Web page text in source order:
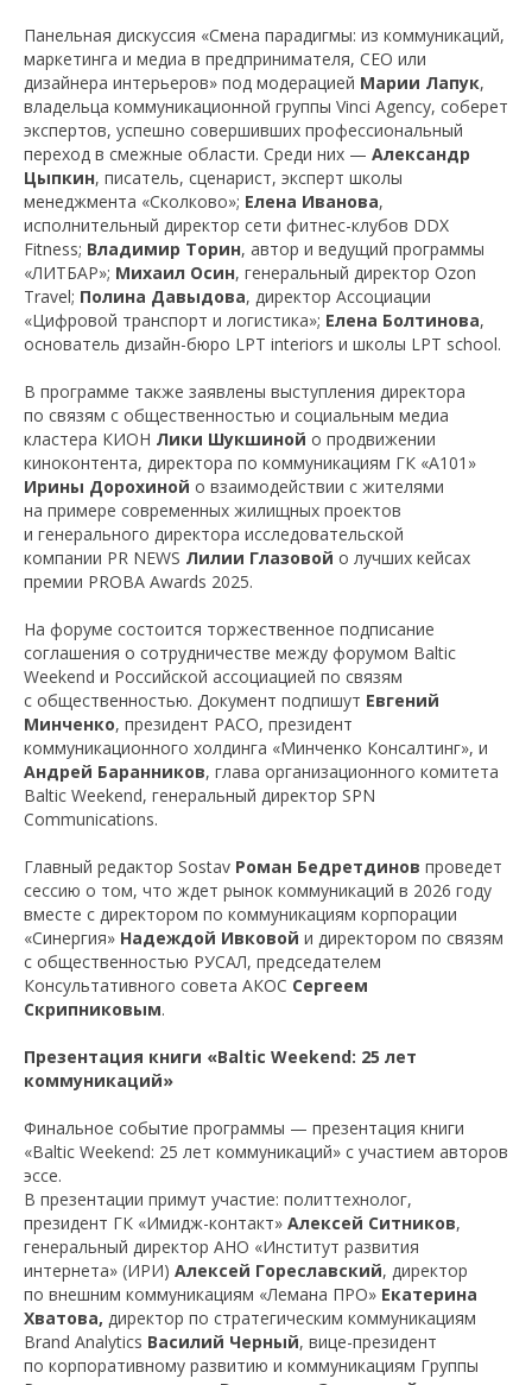
Панельная дискуссия «Смена парадигмы: из коммуникаций,
маркетинга и медиа в предпринимателя, CEO или
дизайнера интерьеров» под модерацией Марии Лапук,
владельца коммуникационной группы Vinci Agency, соберет
экспертов, успешно совершивших профессиональный
переход в смежные области. Среди них — Александр
Цыпкин, писатель, сценарист, эксперт школы
менеджмента «Сколково»; Елена Иванова,
исполнительный директор сети фитнес-клубов DDX
Fitness; Владимир Торин, автор и ведущий программы
«ЛИТБАР»; Михаил Осин, генеральный директор Ozon
Travel; Полина Давыдова, директор Ассоциации
«Цифровой транспорт и логистика»; Елена Болтинова,
основатель дизайн-бюро LPT interiors и школы LPT school.
В программе также заявлены выступления директора
по связям с общественностью и социальным медиа
кластера КИОН Лики Шукшиной о продвижении
киноконтента, директора по коммуникациям ГК «А101»
Ирины Дорохиной о взаимодействии с жителями
на примере современных жилищных проектов
и генерального директора исследовательской
компании PR NEWS Лилии Глазовой о лучших кейсах
премии PROBA Awards 2025.
На форуме состоится торжественное подписание
соглашения о сотрудничестве между форумом Baltic
Weekend и Российской ассоциацией по связям
с общественностью. Документ подпишут Евгений
Минченко, президент РАСО, президент
коммуникационного холдинга «Минченко Консалтинг», и
Андрей Баранников, глава организационного комитета
Baltic Weekend, генеральный директор SPN
Communications.
Главный редактор Sostav Роман Бедретдинов проведет
сессию о том, что ждет рынок коммуникаций в 2026 году
вместе с директором по коммуникациям корпорации
«Синергия» Надеждой Ивковой и директором по связям
с общественностью РУСАЛ, председателем
Консультативного совета АКОС Сергеем
Скрипниковым.
Презентация книги «Baltic Weekend: 25 лет
коммуникаций»
Финальное событие программы — презентация книги
«Baltic Weekend: 25 лет коммуникаций» с участием авторов
эссе.
В презентации примут участие: политтехнолог,
президент ГК «Имидж-контакт» Алексей Ситников,
генеральный директор АНО «Институт развития
интернета» (ИРИ) Алексей Гореславский, директор
по внешним коммуникациям «Лемана ПРО» Екатерина
Хватова, директор по стратегическим коммуникациям
Brand Analytics Василий Черный, вице-президент
по корпоративному развитию и коммуникациям Группы